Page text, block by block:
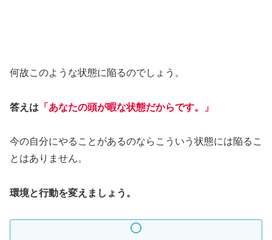
何故このような状態に陥るのでしょう。
答えは 「あなたの頭が暇な状態だからです。」
今の自分にやることがあるのならこういう状態には陥るこ
とはありません。
環境と行動を変えましょう。